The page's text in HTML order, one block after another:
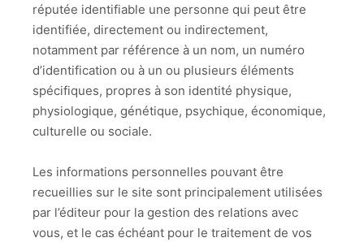
réputée identifiable une personne qui peut être
identifiée, directement ou indirectement,
notamment par référence à un nom, un numéro
d’identification ou à un ou plusieurs éléments
spécifiques, propres à son identité physique,
physiologique, génétique, psychique, économique,
culturelle ou sociale.
Les informations personnelles pouvant être
recueillies sur le site sont principalement utilisées
par l’éditeur pour la gestion des relations avec
vous, et le cas échéant pour le traitement de vos